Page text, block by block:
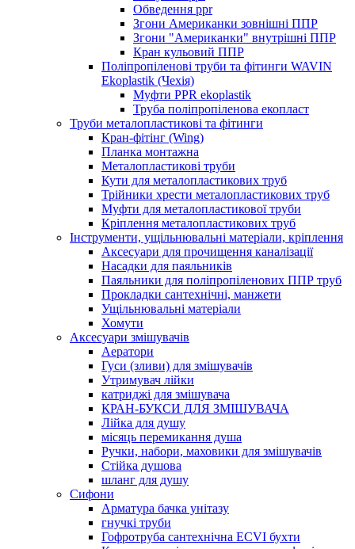
Обведення ppr
Згони Американки зовнішні ППР
Згони "Американки" внутрішні ППР
Кран кульовий ППР
Поліпропіленові труби та фітинги WAVIN
Ekoplastik (Чехія)
Муфти PPR ekoplastik
Труба поліпропіленова екопласт
Труби металопластикові та фітинги
Кран-фітінг (Wing)
Планка монтажна
Металопластикові труби
Кути для металопластикових труб
Трійники хрести металопластикових труб
Муфти для металопластикової труби
Кріплення металопластикових труб
Інструменти, ущільнювальні матеріали, кріплення
Аксесуари для прочищення каналізації
Насадки для паяльників
Паяльники для поліпропіленових ППР труб
Прокладки сантехнічні, манжети
Ущільнювальні матеріали
Хомути
Аксесуари змішувачів
Аератори
Гуси (зливи) для змішувачів
Утримувач лійки
катриджі для змішувача
КРАН-БУКСИ ДЛЯ ЗМІШУВАЧА
Лійка для душу
місяць перемикання душа
Ручки, набори, маховики для змішувачів
Стійка душова
шланг для душу
Сифони
Арматура бачка унітазу
гнучкі труби
Гофротруба сантехнічна ECVI бухти